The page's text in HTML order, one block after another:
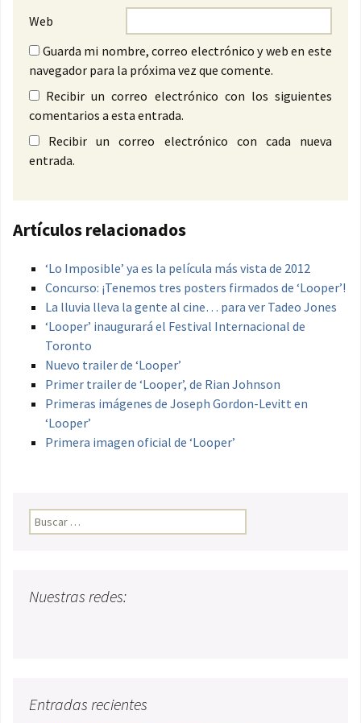
Web
Guarda mi nombre, correo electrónico y web en este
navegador para la próxima vez que comente.
Recibir un correo electrónico con los siguientes
comentarios a esta entrada.
Recibir un correo electrónico con cada nueva
entrada.
Artículos relacionados
‘Lo Imposible’ ya es la película más vista de 2012
Concurso: ¡Tenemos tres posters firmados de ‘Looper’!
La lluvia lleva la gente al cine… para ver Tadeo Jones
‘Looper’ inaugurará el Festival Internacional de
Toronto
Nuevo trailer de ‘Looper’
Primer trailer de ‘Looper’, de Rian Johnson
Primeras imágenes de Joseph Gordon-Levitt en
‘Looper’
Primera imagen oficial de ‘Looper’
Buscar:
Nuestras redes:
Entradas recientes